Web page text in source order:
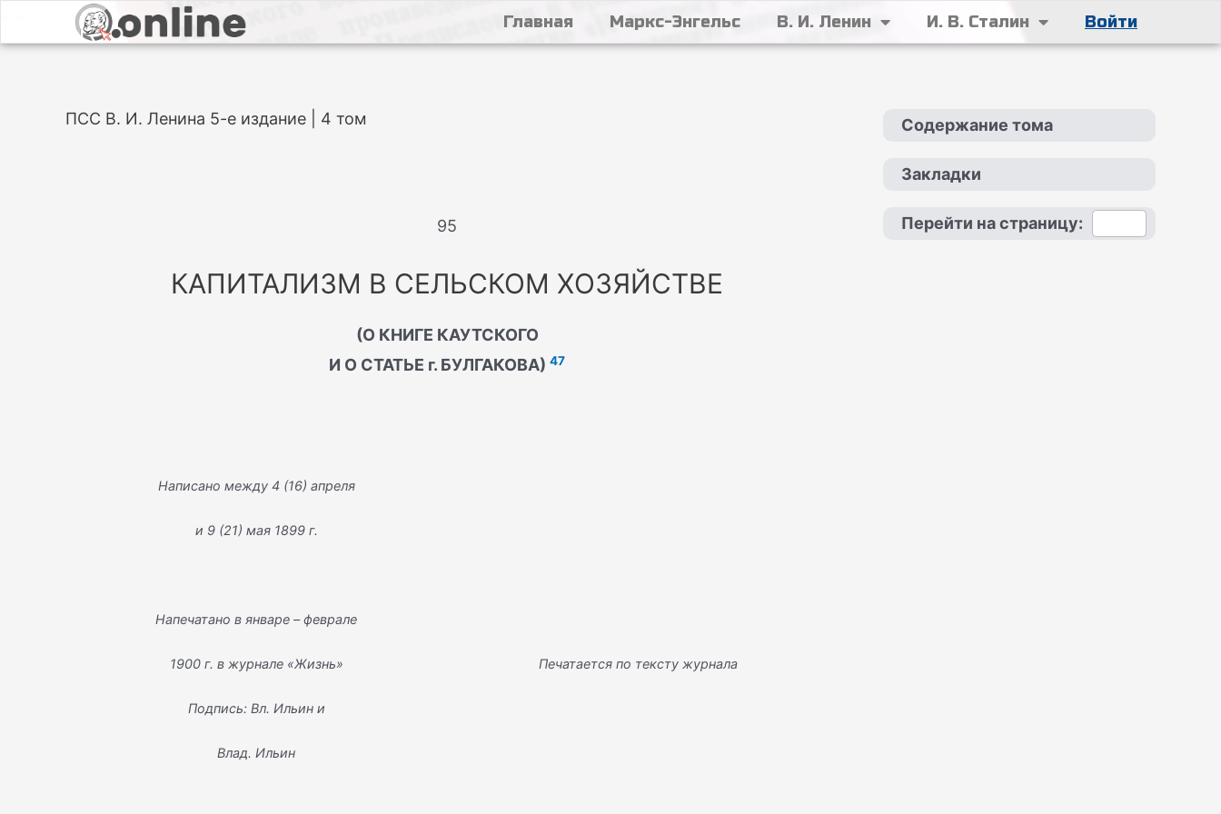
Главная Маркс-Энгельс В. И. Ленин И. В. Сталин Войти
ПСС В. И. Ленина 5-е издание | 4 том
95
КАПИТАЛИЗМ В СЕЛЬСКОМ ХОЗЯЙСТВЕ
(О КНИГЕ КАУТСКОГО
И О СТАТЬЕ г. БУЛГАКОВА) 47
Написано между 4 (16) апреля
и 9 (21) мая 1899 г.
Напечатано в январе – феврале
1900 г. в журнале «Жизнь» Печатается по тексту журнала
Подпись: Вл. Ильин и
Влад. Ильин
Содержание тома
Закладки
Перейти на страницу: